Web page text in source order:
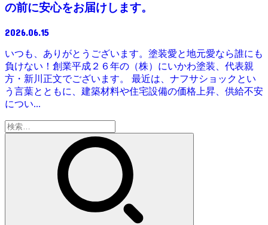
の前に安心をお届けします。
2026.06.15
いつも、ありがとうございます。塗装愛と地元愛なら誰にも
負けない！創業平成２６年の（株）にいかわ塗装、代表親
方・新川正文でございます。 最近は、ナフサショックとい
う言葉とともに、建築材料や住宅設備の価格上昇、供給不安
につい...
検
索: